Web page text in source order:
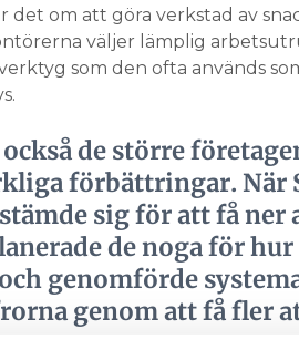
det om att göra verkstad av
väljer lämplig
som den ofta används
de större
förbättringar. När
sig för att få ner
de noga för
genomförde
genom att få fler